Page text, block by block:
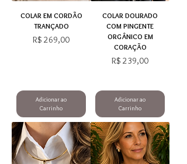
COLAR EM CORDÃO
TRANÇADO
Preço
R$ 269,00
Adicionar ao
Carrinho
COLAR DOURADO
COM PINGENTE
ORGÂNICO EM
CORAÇÃO
Preço
R$ 239,00
Adicionar ao
Carrinho